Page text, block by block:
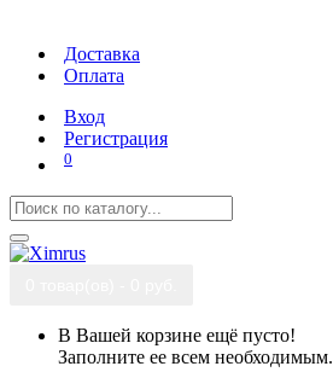
Доставка
Оплата
Вход
Регистрация
0
В Вашей корзине ещё пусто!
Заполните ее всем необходимым.